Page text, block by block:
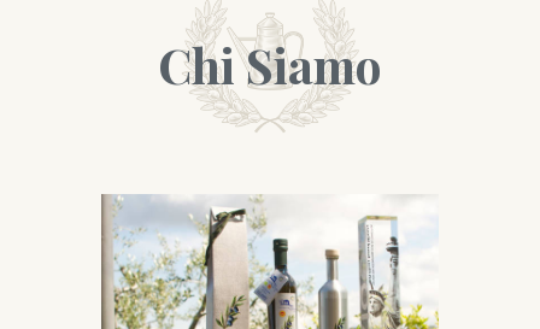
Chi Siamo